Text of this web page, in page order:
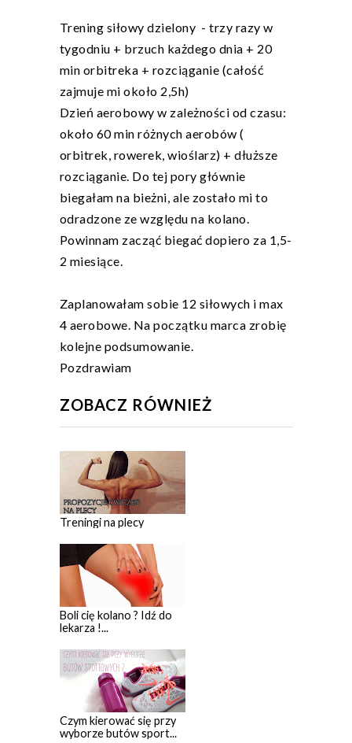
Trening siłowy dzielony - trzy razy w
tygodniu + brzuch każdego dnia + 20
min orbitreka + rozciąganie (całość
zajmuje mi około 2,5h)
Dzień aerobowy w zależności od czasu:
około 60 min różnych aerobów (
orbitrek, rowerek, wioślarz) + dłuższe
rozciąganie. Do tej pory głównie
biegałam na bieżni, ale zostało mi to
odradzone ze względu na kolano.
Powinnam zacząć biegać dopiero za 1,5-
2 miesiące.
Zaplanowałam sobie 12 siłowych i max
4 aerobowe. Na początku marca zrobię
kolejne podsumowanie.
Pozdrawiam
ZOBACZ RÓWNIEŻ
Treningi na plecy
Boli cię kolano ? Idź do
lekarza !...
Czym kierować się przy
wyborze butów sport...